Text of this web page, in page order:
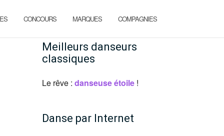
CONCOURS MARQUES COMPAGNIES
Meilleurs danseurs
classiques
Le rêve : danseuse étoile!
Danse par Internet